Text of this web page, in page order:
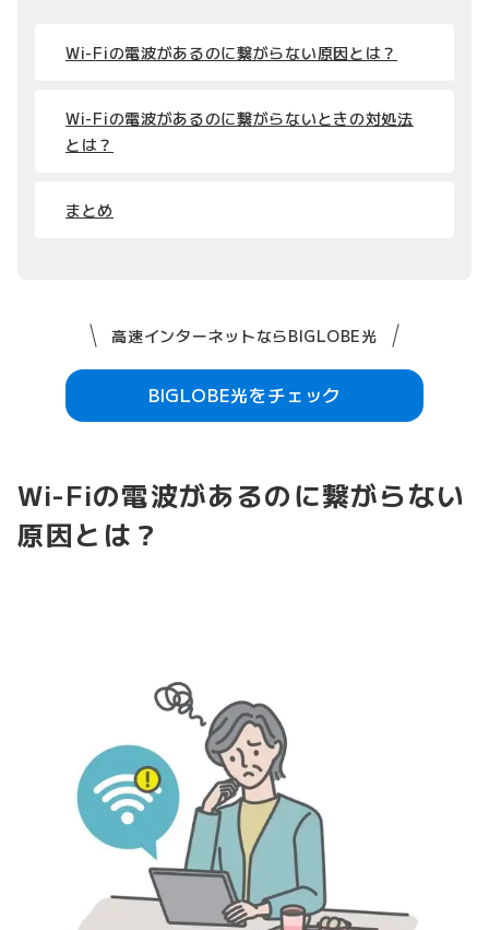
Wi-Fiの電波があるのに繋がらない原因とは？
Wi-Fiの電波があるのに繋がらないときの対処法
とは？
まとめ
高速インターネットならBIGLOBE光
BIGLOBE光をチェック
Wi-Fiの電波があるのに繋がらない
原因とは？